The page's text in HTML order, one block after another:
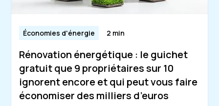
Économies d'énergie 2 min
Rénovation énergétique : le guichet
gratuit que 9 propriétaires sur 10
ignorent encore et qui peut vous faire
économiser des milliers d’euros